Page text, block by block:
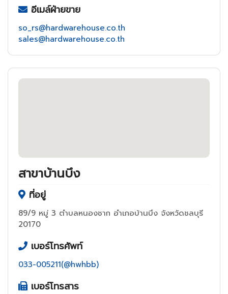
อีเมล์ฝ่ายขาย
so_rs@hardwarehouse.co.th
sales@hardwarehouse.co.th
สาขาบ้านบึง
ที่อยู่
89/9 หมู่ 3 ตำบลหนองชาก อำเภอบ้านบึง จังหวัดชลบุรี
20170
เบอร์โทรศัพท์
033-005211(@hwhbb)
เบอร์โทรสาร